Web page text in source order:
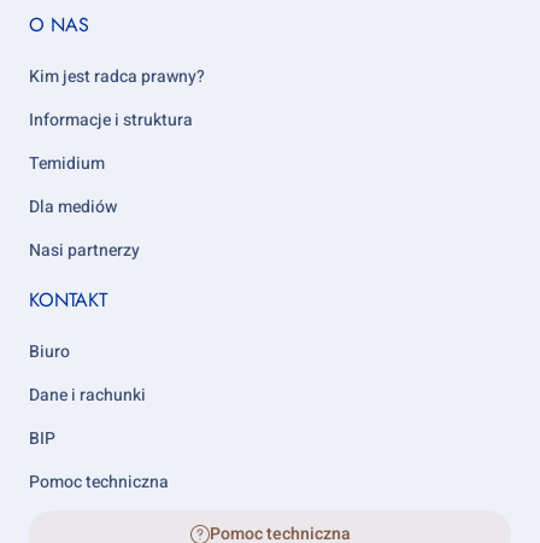
Footer
5
O NAS
Kim jest radca prawny?
Informacje i struktura
Temidium
Dla mediów
Nasi partnerzy
KONTAKT
Biuro
Dane i rachunki
BIP
Pomoc techniczna
Pomoc techniczna